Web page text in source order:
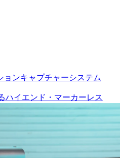
ョンキャプチャーシステム
ハイエンド・マーカーレス